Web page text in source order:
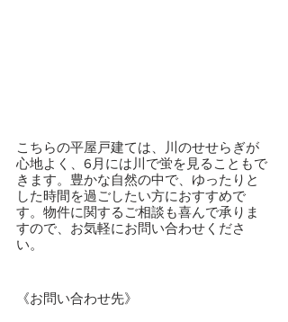
こちらの平屋戸建ては、川のせせらぎが
心地よく、6月には川で蛍を見ることもで
きます。豊かな自然の中で、ゆったりと
した時間を過ごしたい方におすすめで
す。物件に関するご相談も喜んで承りま
すので、お気軽にお問い合わせくださ
い。
《お問い合わせ先》